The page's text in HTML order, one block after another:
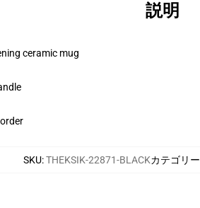
説明
ceramic mug
SKU:THEKSIK-22871-BLACKカテゴリー